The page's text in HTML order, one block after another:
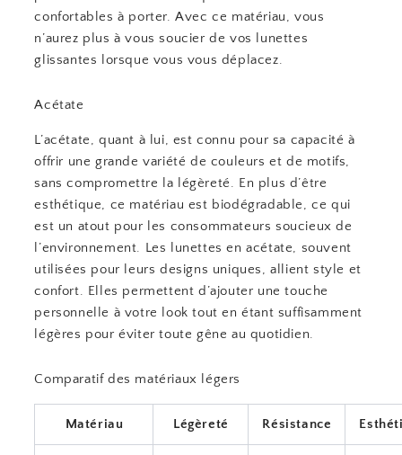
confortables à porter. Avec ce matériau, vous
n’aurez plus à vous soucier de vos lunettes
glissantes lorsque vous vous déplacez.
Acétate
L’acétate, quant à lui, est connu pour sa capacité à
offrir une grande variété de couleurs et de motifs,
sans compromettre la légèreté. En plus d’être
esthétique, ce matériau est biodégradable, ce qui
est un atout pour les consommateurs soucieux de
l’environnement. Les lunettes en acétate, souvent
utilisées pour leurs designs uniques, allient style et
confort. Elles permettent d’ajouter une touche
personnelle à votre look tout en étant suffisamment
légères pour éviter toute gêne au quotidien.
Comparatif des matériaux légers
Matériau Légèreté Résistance